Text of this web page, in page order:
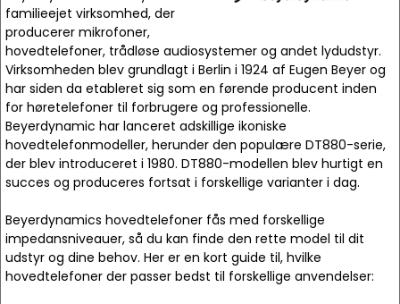
familieejet virksomhed, der
producerer mikrofoner,
hovedtelefoner, trådløse audiosystemer og andet lydudstyr.
Virksomheden blev grundlagt i Berlin i 1924 af Eugen Beyer og
har siden da etableret sig som en førende producent inden
for høretelefoner til forbrugere og professionelle.
Beyerdynamic har lanceret adskillige ikoniske
hovedtelefonmodeller, herunder den populære DT880-serie,
der blev introduceret i 1980. DT880-modellen blev hurtigt en
succes og produceres fortsat i forskellige varianter i dag.
Beyerdynamics hovedtelefoner fås med forskellige
impedansniveauer, så du kan finde den rette model til dit
udstyr og dine behov. Her er en kort guide til, hvilke
hovedtelefoner der passer bedst til forskellige anvendelser: